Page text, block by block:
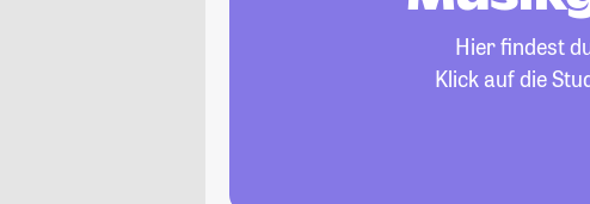
Hier findest
Klick auf die